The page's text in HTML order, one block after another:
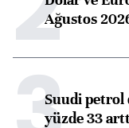
Ağustos
Suudi petrol
yüzde 33